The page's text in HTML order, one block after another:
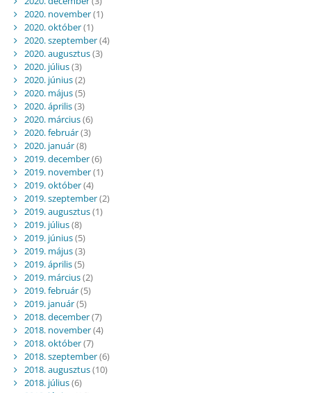
2020. november(1)
2020. október(1)
2020. szeptember(4)
2020. augusztus(3)
2020. július(3)
2020. június(2)
2020. május(5)
2020. április(3)
2020. március(6)
2020. február(3)
2020. január(8)
2019. december(6)
2019. november(1)
2019. október(4)
2019. szeptember(2)
2019. augusztus(1)
2019. július(8)
2019. június(5)
2019. május(3)
2019. április(5)
2019. március(2)
2019. február(5)
2019. január(5)
2018. december(7)
2018. november(4)
2018. október(7)
2018. szeptember(6)
2018. augusztus(10)
2018. július(6)